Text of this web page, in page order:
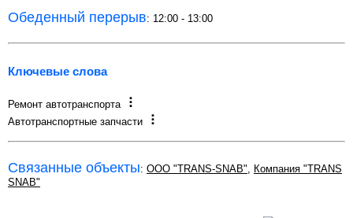
Обеденный перерыв: 12:00 - 13:00
Ключевые слова
Ремонт автотранспорта
Автотранспортные запчасти
Связанные объекты: ООО "TRANS-SNAB"
Компания "TRANS
SNAB"